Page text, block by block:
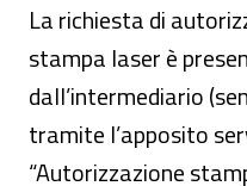
La richiesta di
stampa laser è
dall’intermediario
tramite l’apposito
“Autorizzazione